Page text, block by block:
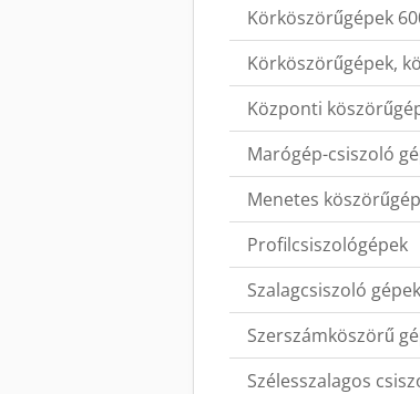
Körköszörűgépek
Körköszörűgépek,
Központi
Marógép-csiszoló
Menetes
Profilcsiszológépek
Szalagcsiszoló gépek
Szerszámköszörű
Szélesszalagos